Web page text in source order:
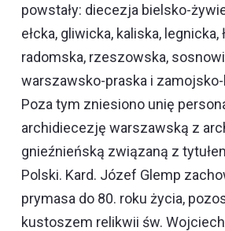
powstały: diecezja bielsko-
ełcka, gliwicka, kaliska, legnicka,
radomska, rzeszowska,
warszawsko-praska i
Poza tym zniesiono unię
archidiecezję warszawską z
gnieźnieńską związaną z
Polski. Kard. Józef Glemp
prymasa do 80. roku życia,
kustoszem relikwii św.